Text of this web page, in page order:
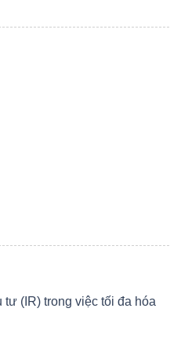
tư (IR) trong việc tối đa hóa